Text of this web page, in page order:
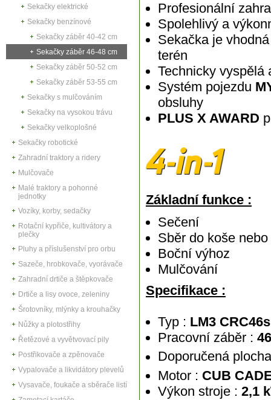
Sekačky elektrické
Sekačky benzínové
Sekačky záběr 40-42 cm
Sekačky záběr 46-48 cm
Sekačky záběr 50-52 cm
Sekačky záběr 53-55 cm
Sekačky s mulčováním
Sekačky na vysokou trávu
Sekačky velkoplošné
Sekačky robotické
Zahradní traktory a ridery
Mulčovače
Malé traktory a pohonné
jednotky
Vozíky, korby, sedačky
Rotační kypřiče, kultivátory a
plečky
Pluhy a příslušenství pro orbu
Sazeče, hrobkovače, vyorávače
Zahradní drtiče a štěpkovače
Drtiče a lisy ovoce, zeleniny
Šrotovníky, mlýnky a krouhačky
Nůžky a plotostřihy
Řetězové a vyvětvovací pily
Postřikovače a zpěnovače
Vypalovače a likvidátory plevelů
Vysavače, foukače a sběrače listí
Profesionální
Spolehlivý a
Sekačka je
terén
Technicky vyspělá
Systém pojezdu
obsluhy
PLUS X AWARD
Základní funkce :
Sečení
Sběr do koše
Boční výhoz
Mulčování
Specifikace :
Typ : LM3 CRC46s
Pracovní záběr :
Doporučená
Motor : CUB
Výkon stroje : 2,1